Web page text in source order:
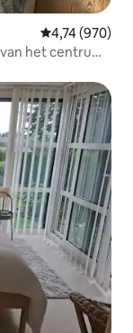
Gemiddelde
4,74 (970)
het centrum